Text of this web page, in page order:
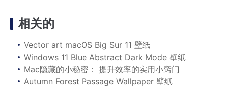
相关的
Vector art macOS Big Sur 11 壁纸
Windows 11 Blue Abstract Dark Mode 壁纸
Mac隐藏的小秘密： 提升效率的实用小窍门
Autumn Forest Passage Wallpaper 壁纸